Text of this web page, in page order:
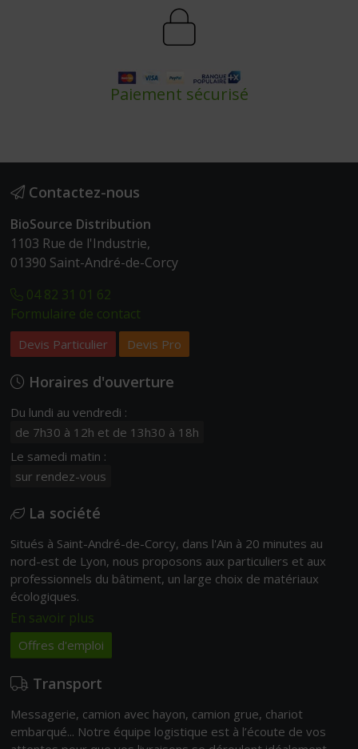
Paiement sécurisé
Contactez-nous
BioSource Distribution
1103 Rue de l'Industrie,
01390 Saint-André-de-Corcy
04 82 31 01 62
Formulaire de contact
Devis Particulier Devis Pro
Horaires d'ouverture
Du lundi au vendredi :
de 7h30 à 12h et de 13h30 à 18h
Le samedi matin :
sur rendez-vous
La société
Situés à Saint-André-de-Corcy, dans l'Ain à 20 minutes au
nord-est de Lyon, nous proposons aux particuliers et aux
professionnels du bâtiment, un large choix de matériaux
écologiques.
En savoir plus
Offres d'emploi
Transport
Messagerie, camion avec hayon, camion grue, chariot
embarqué... Notre équipe logistique est à l’écoute de vos